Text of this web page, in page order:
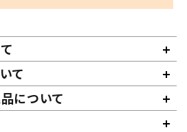
て
について